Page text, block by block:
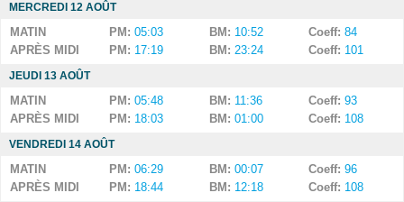
MERCREDI 12 AOÛT
MATIN PM: 05:03 BM: 10:52 Coeff: 84
APRÈS MIDI
PM: 17:19 BM: 23:24 Coeff: 101
JEUDI 13 AOÛT
MATIN PM: 05:48 BM: 11:36 Coeff: 93
APRÈS MIDI
PM: 18:03 BM: 01:00 Coeff: 108
VENDREDI 14 AOÛT
MATIN PM: 06:29 BM: 00:07 Coeff: 96
APRÈS MIDI
PM: 18:44 BM: 12:18 Coeff: 108